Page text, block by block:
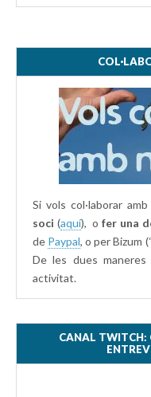
Si vols col·laborar
soci (aquí), ofer una
de Paypal, o per Bizum
De les dues
activitat.
CANAL TWITCH: